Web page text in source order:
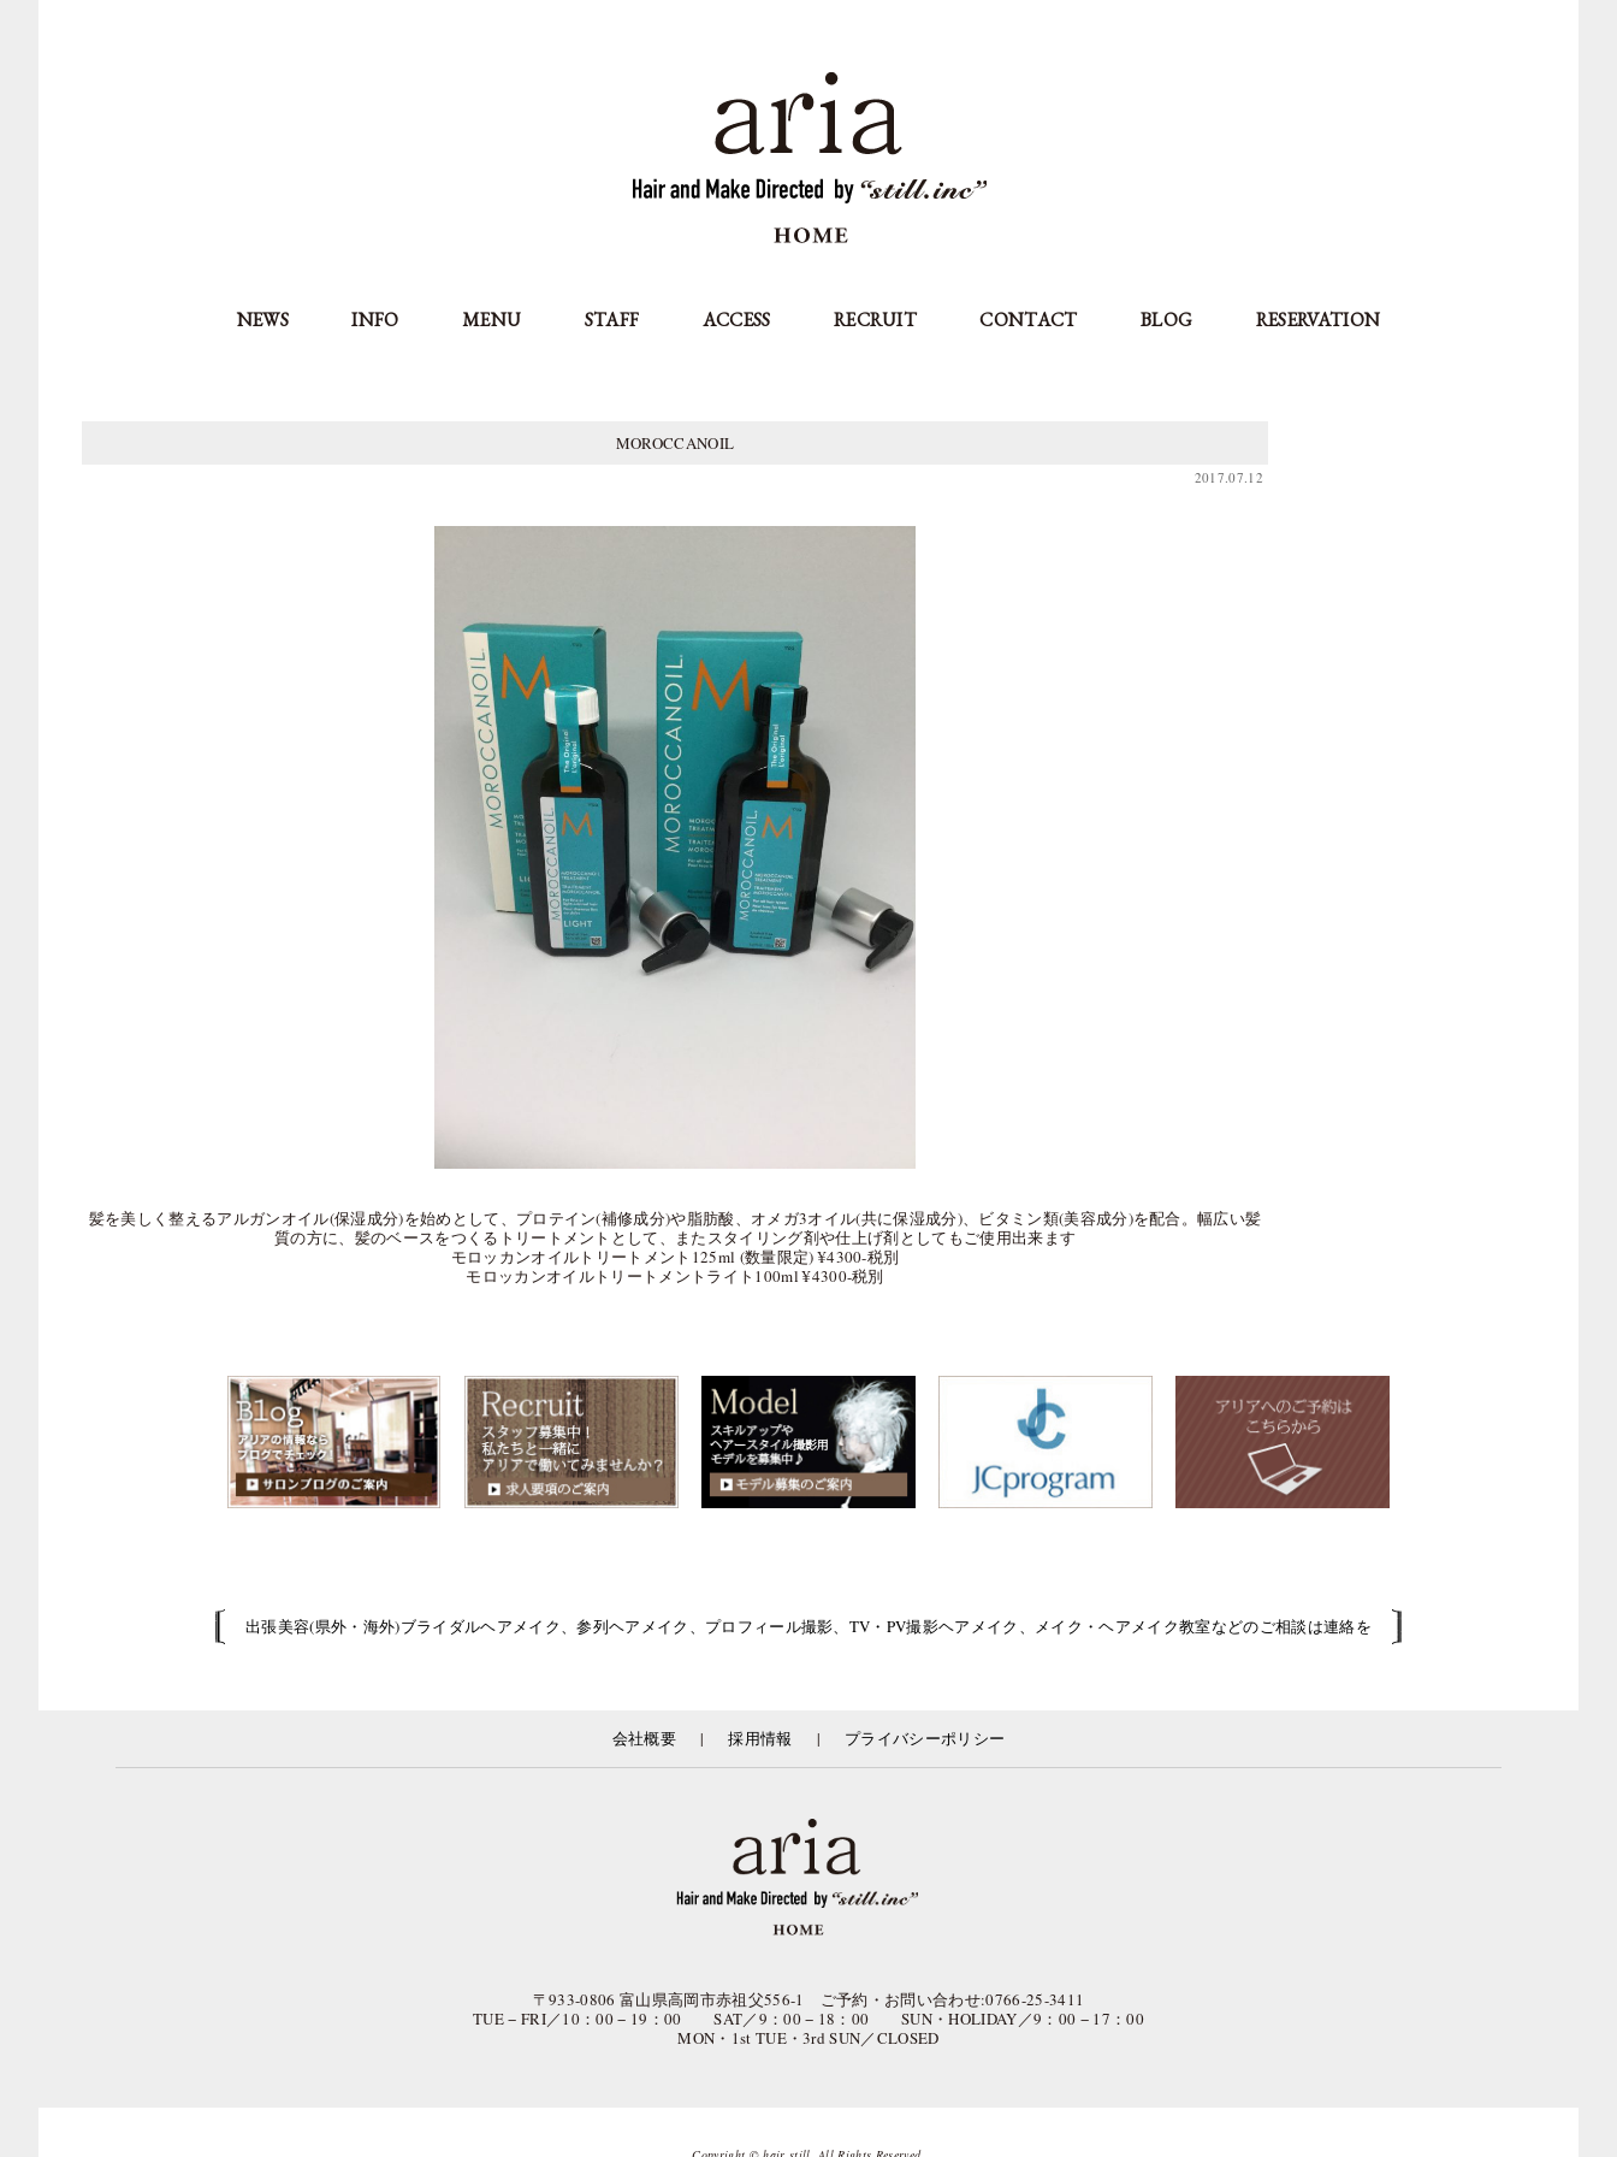
NEWS INFO MENU STAFF ACCESS RECRUIT CONTACT BLOG RESERVATION
MOROCCANOIL
2017.07.12
髪を美しく整えるアルガンオイル(保湿成分)を始めとして、プロテイン(補修成分)や脂肪酸、オメガ3オイル(共に保湿成分)、ビタミン類(美容成分)を配合。幅広い髪
質の方に、髪のベースをつくるトリートメントとして、またスタイリング剤や仕上げ剤としてもご使用出来ます
モロッカンオイルトリートメント125ml (数量限定) ¥4300-税別
モロッカンオイルトリートメントライト100ml ¥4300-税別
出張美容(県外・海外)ブライダルヘアメイク、参列ヘアメイク、プロフィール撮影、TV・PV撮影ヘアメイク、メイク・ヘアメイク教室などのご相談は連絡を
会社概要 | 採用情報 | プライバシーポリシー
〒933-0806 富山県高岡市赤祖父556-1 ご予約・お問い合わせ:0766-25-3411
TUE − FRI／10：00 − 19：00 SAT／9：00 − 18：00 SUN・HOLIDAY／9：00 − 17：00
MON・1st TUE・3rd SUN／CLOSED